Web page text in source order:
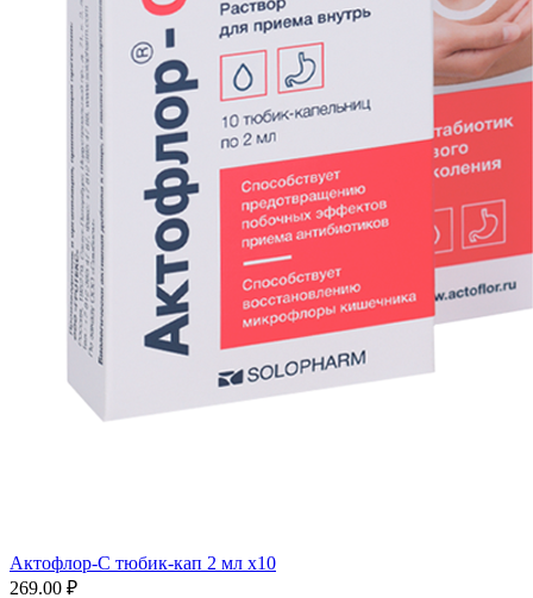
Актофлор-С тюбик-кап 2 мл x10
269.00 ₽